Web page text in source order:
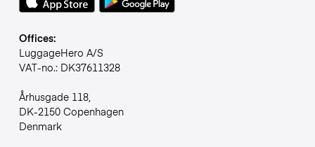
Offices:
LuggageHero A/S
VAT-no.: DK37611328
Århusgade 118,
DK-2150 Copenhagen
Denmark